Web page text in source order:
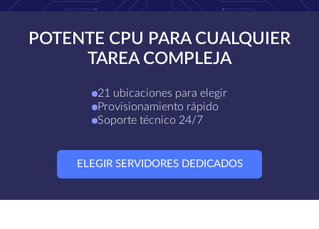
POTENTE CPU PARA CUALQUIER
TAREA COMPLEJA
21 ubicaciones para elegir
Provisionamiento rápido
Soporte técnico 24/7
ELEGIR SERVIDORES DEDICADOS